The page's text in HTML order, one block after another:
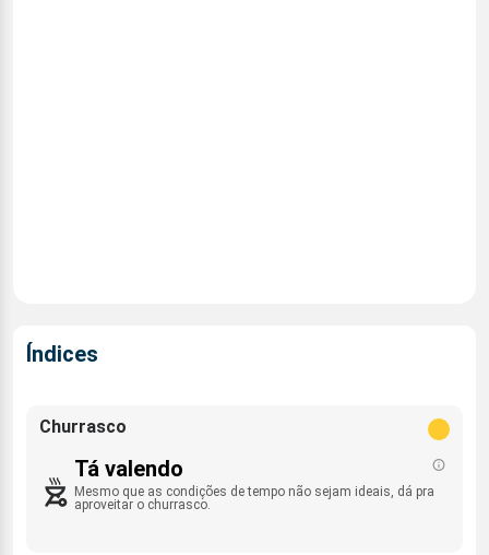
Índices
Churrasco
Tá valendo
Mesmo que as condições de tempo não sejam ideais, dá pra
aproveitar o churrasco.